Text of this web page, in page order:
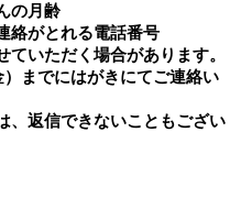
の月齢
絡がとれる電話番号
いただく場合があります。
までにはがきにてご連絡い
、返信できないこともござい